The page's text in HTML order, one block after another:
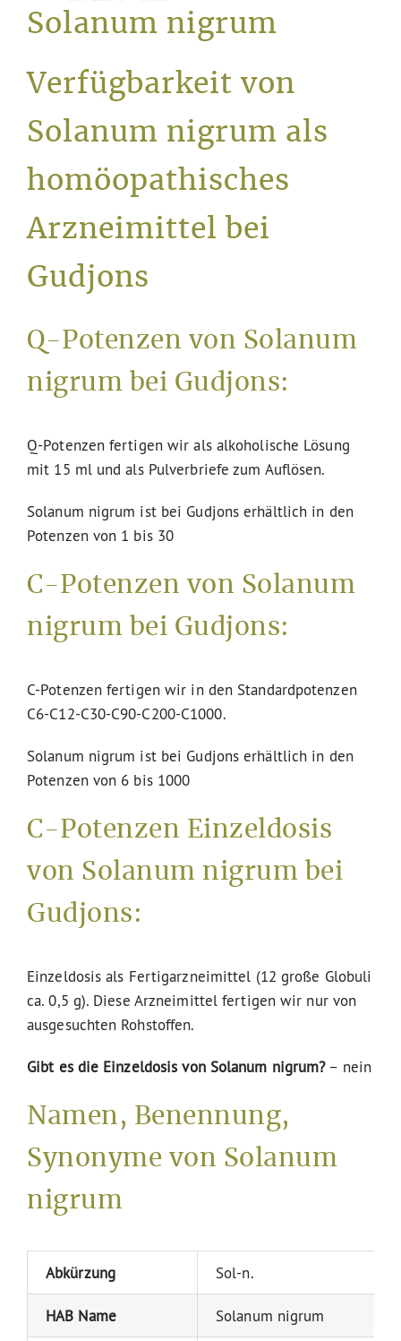
Service
Solanum nigrum
Verfügbarkeit von
Solanum nigrum als
homöopathisches
Arzneimittel bei
Gudjons
Q-Potenzen von Solanum
nigrum bei Gudjons:
Q-Potenzen fertigen wir als alkoholische Lösung
mit 15 ml und als Pulverbriefe zum Auflösen.
Solanum nigrum ist bei Gudjons erhältlich in den
Potenzen von 1 bis 30
C-Potenzen von Solanum
nigrum bei Gudjons:
C-Potenzen fertigen wir in den Standardpotenzen
C6-C12-C30-C90-C200-C1000.
Solanum nigrum ist bei Gudjons erhältlich in den
Potenzen von 6 bis 1000
C-Potenzen Einzeldosis
von Solanum nigrum bei
Gudjons:
Einzeldosis als Fertigarzneimittel (12 große Globuli
ca. 0,5 g). Diese Arzneimittel fertigen wir nur von
ausgesuchten Rohstoffen.
Gibt es die Einzeldosis von Solanum nigrum?– nein
Namen, Benennung,
Synonyme von Solanum
nigrum
Abkürzung Sol-n.
HAB Name Solanum nigrum